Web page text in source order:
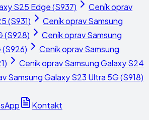
S25 Edge (S937)
Ceník oprav
(S931)
Ceník opravSamsung
(S928)
Ceník opravSamsung
(S926)
Ceník opravSamsung
Ceník opravSamsung Galaxy S24
Samsung Galaxy S23 Ultra 5G (S918)
Kontakt